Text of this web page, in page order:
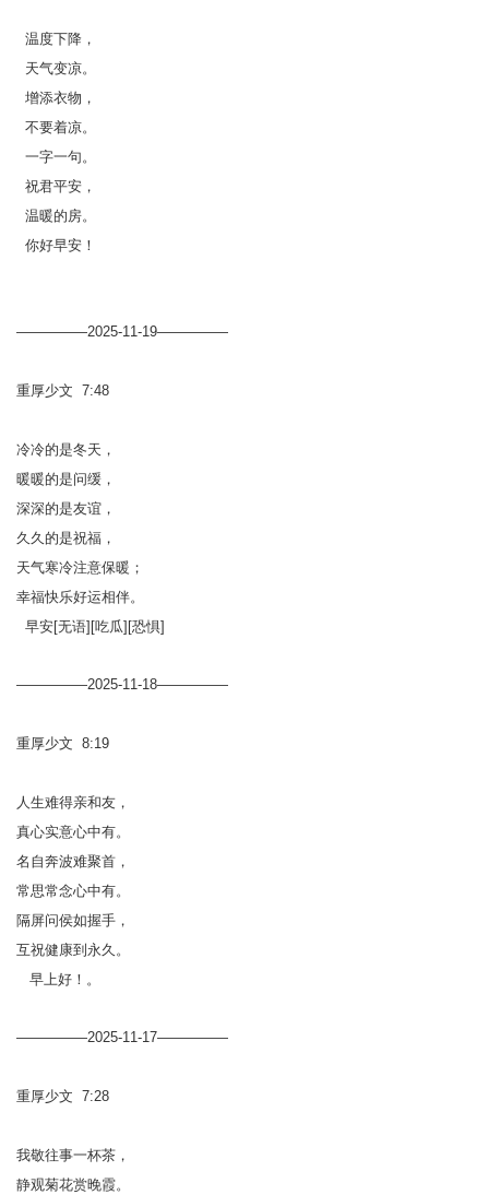
温度下降，
天气变凉。
增添衣物，
不要着凉。
一字一句。
祝君平安，
温暖的房。
你好早安！
—————2025-11-19—————
重厚少文 7:48
冷冷的是冬天，
暖暖的是问缓，
深深的是友谊，
久久的是祝福，
天气寒冷注意保暖；
幸福快乐好运相伴。
早安[无语][吃瓜][恐惧]
—————2025-11-18—————
重厚少文 8:19
人生难得亲和友，
真心实意心中有。
名自奔波难聚首，
常思常念心中有。
隔屏问侯如握手，
互祝健康到永久。
早上好！。
—————2025-11-17—————
重厚少文 7:28
我敬往事一杯茶，
静观菊花赏晚霞。